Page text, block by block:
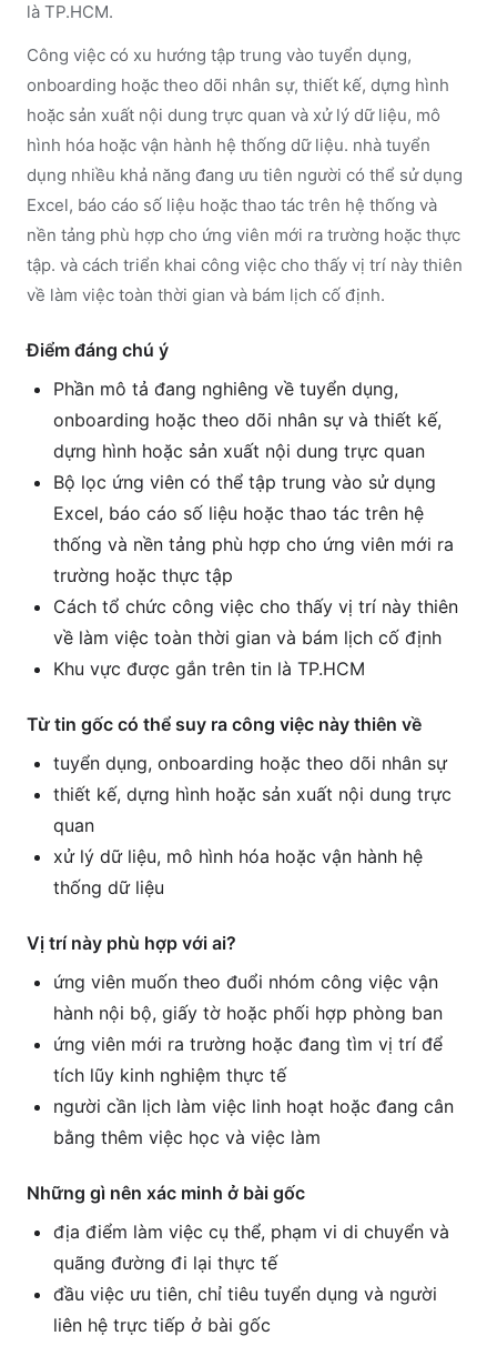
là TP.HCM.
Công việc có xu hướng tập trung vào tuyển dụng,
onboarding hoặc theo dõi nhân sự, thiết kế, dựng hình
hoặc sản xuất nội dung trực quan và xử lý dữ liệu, mô
hình hóa hoặc vận hành hệ thống dữ liệu. nhà tuyển
dụng nhiều khả năng đang ưu tiên người có thể sử dụng
Excel, báo cáo số liệu hoặc thao tác trên hệ thống và
nền tảng phù hợp cho ứng viên mới ra trường hoặc thực
tập. và cách triển khai công việc cho thấy vị trí này thiên
về làm việc toàn thời gian và bám lịch cố định.
Điểm đáng chú ý
Phần mô tả đang nghiêng về tuyển dụng,
onboarding hoặc theo dõi nhân sự và thiết kế,
dựng hình hoặc sản xuất nội dung trực quan
Bộ lọc ứng viên có thể tập trung vào sử dụng
Excel, báo cáo số liệu hoặc thao tác trên hệ
thống và nền tảng phù hợp cho ứng viên mới ra
trường hoặc thực tập
Cách tổ chức công việc cho thấy vị trí này thiên
về làm việc toàn thời gian và bám lịch cố định
Khu vực được gắn trên tin là TP.HCM
Từ tin gốc có thể suy ra công việc này thiên về
tuyển dụng, onboarding hoặc theo dõi nhân sự
thiết kế, dựng hình hoặc sản xuất nội dung trực
quan
xử lý dữ liệu, mô hình hóa hoặc vận hành hệ
thống dữ liệu
Vị trí này phù hợp với ai?
ứng viên muốn theo đuổi nhóm công việc vận
hành nội bộ, giấy tờ hoặc phối hợp phòng ban
ứng viên mới ra trường hoặc đang tìm vị trí để
tích lũy kinh nghiệm thực tế
người cần lịch làm việc linh hoạt hoặc đang cân
bằng thêm việc học và việc làm
Những gì nên xác minh ở bài gốc
địa điểm làm việc cụ thể, phạm vi di chuyển và
quãng đường đi lại thực tế
đầu việc ưu tiên, chỉ tiêu tuyển dụng và người
liên hệ trực tiếp ở bài gốc